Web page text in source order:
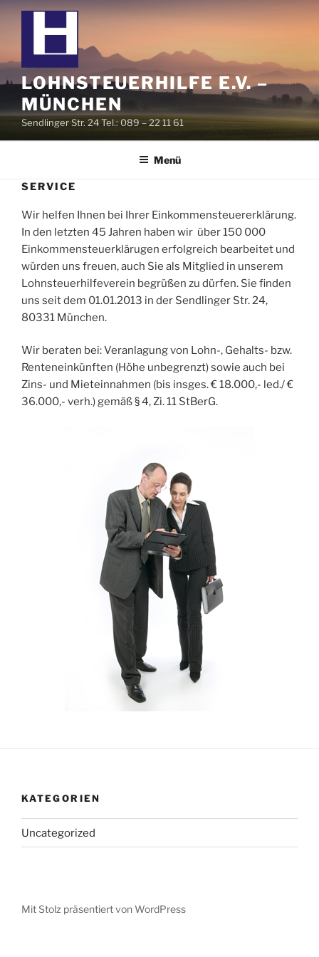
Zum
LOHNSTEUERHILFE E.V. –
MÜNCHEN
Sendlinger Str. 24 Tel.: 089 – 22 11 61
Menü
SERVICE
Wir helfen Ihnen bei Ihrer Einkommensteuererklärung.
In den letzten 45 Jahren haben wir über 150 000
Einkommensteuerklärugen erfolgreich bearbeitet und
würden uns freuen, auch Sie als Mitglied in unserem
Lohnsteuerhilfeverein begrüßen zu dürfen. Sie finden
uns seit dem 01.01.2013 in der Sendlinger Str. 24,
80331 München.
Wir beraten bei: Veranlagung von Lohn-, Gehalts- bzw.
Renteneinkünften (Höhe unbegrenzt) sowie auch bei
Zins- und Mieteinnahmen (bis insges. € 18.000,- led./ €
36.000,- verh.) gemäß § 4, Zi. 11 StBerG.
KATEGORIEN
Uncategorized
Mit Stolz präsentiert von WordPress